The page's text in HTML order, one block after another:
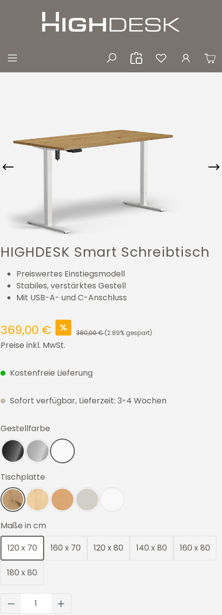
Zum Hauptinhalt springen
HIGHDESK Smart Schreibtisch
Preiswertes Einstiegsmodell
Stabiles, verstärktes Gestell
Mit USB-A- und C-Anschluss
369,00 € % 380,00 €(2.89% gespart)
Preise inkl. MwSt.
Kostenfreie Lieferung
Sofort verfügbar, Lieferzeit: 3-4 Wochen
Gestellfarbe
SchwarzSilber
Weiß
Tischplatte
WildeicheAhorn Buche LichtgrauWeiß
Maße in cm
120 x 70
160 x 70 120 x 80 140 x 80 160 x 80
180 x 80
Produkt Anzahl: Gib den